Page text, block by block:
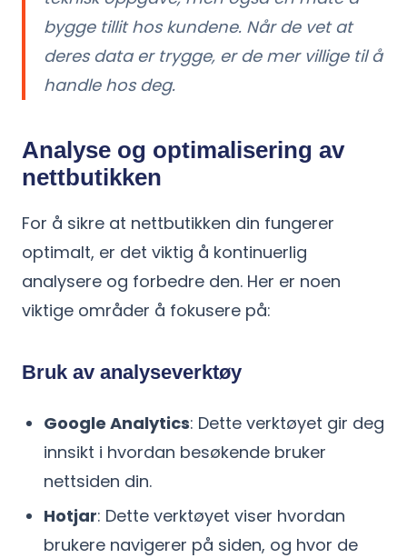
bygge tillit hos kundene. Når de vet at
deres data er trygge, er de mer villige til å
handle hos deg.
Analyse og optimalisering av
nettbutikken
For å sikre at nettbutikken din fungerer
optimalt, er det viktig å kontinuerlig
analysere og forbedre den. Her er noen
viktige områder å fokusere på:
Bruk av analyseverktøy
Google Analytics: Dette verktøyet gir deg
innsikt i hvordan besøkende bruker
nettsiden din.
Hotjar: Dette verktøyet viser hvordan
brukere navigerer på siden, og hvor de